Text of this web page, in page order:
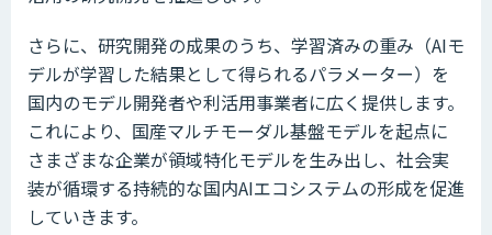
さらに、研究開発の成果のうち、学習済みの重み（AIモ
デルが学習した結果として得られるパラメーター）を
国内のモデル開発者や利活用事業者に広く提供します。
これにより、国産マルチモーダル基盤モデルを起点に
さまざまな企業が領域特化モデルを生み出し、社会実
装が循環する持続的な国内AIエコシステムの形成を促進
していきます。